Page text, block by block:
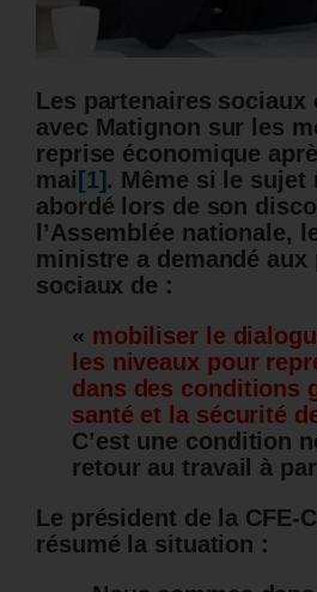
Les partenaires sociaux
avec Matignon sur les
reprise économique
mai [1]. Même si le sujet
abordé lors de son
l’Assemblée nationale,
ministre a demandé aux
sociaux de :
« mobiliser le
les niveaux pour
dans des conditions
santé et la sécurité
C’est une condition
retour au travail à
Le président de la CFE-
résumé la situation :